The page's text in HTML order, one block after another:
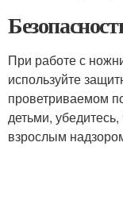
При работе с
используйте
проветриваемом
детьми,
взрослым